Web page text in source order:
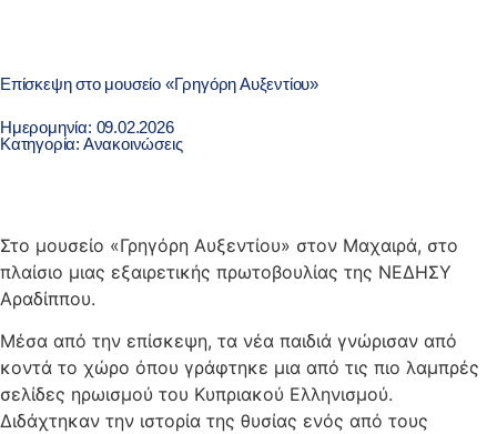
Επίσκεψη στο μουσείο «Γρηγόρη Αυξεντίου»
Ημερομηνία: 09.02.2026
Κατηγορία: Ανακοινώσεις
Στο μουσείο «Γρηγόρη Αυξεντίου» στον Μαχαιρά, στο
πλαίσιο μιας εξαιρετικής πρωτοβουλίας της ΝΕΔΗΣΥ
Αραδίππου.
Μέσα από την επίσκεψη, τα νέα παιδιά γνώρισαν από
κοντά το χώρο όπου γράφτηκε μια από τις πιο λαμπρές
σελίδες ηρωισμού του Κυπριακού Ελληνισμού.
Διδάχτηκαν την ιστορία της θυσίας ενός από τους